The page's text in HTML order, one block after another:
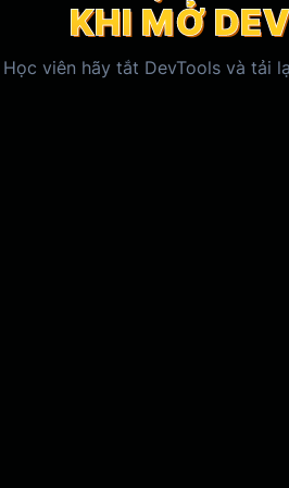
KHI MỞ
KHI MỞ
KHI MỞ
Học viên hãy tắt DevTools và tải